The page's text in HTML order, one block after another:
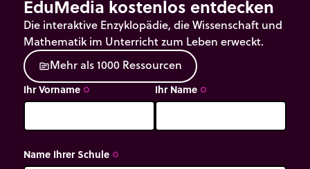
Konstellation hinter der Sonne.
EduMedia kostenlos entdecken
Die interaktive Enzyklopädie, die Wissenschaft und
Mathematik im Unterricht zum Leben erweckt.
sourceMehrals1000 Ressourcen
Ihr Vorname trip_origin Ihr Name trip_origin
Name Ihrer Schule trip_origin